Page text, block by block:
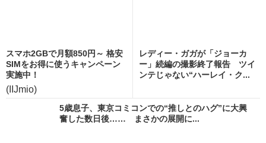
スマホ2GBで月額850円～ 格安
SIMをお得に使うキャンペーン
実施中！
(IIJmio)
レディー・ガガが「ジョーカ
ー」続編の撮影終了報告 ツイ
ンテじゃない“ハーレイ・ク...
5歳息子、東京コミコンでの“推しとのハグ”に大興
奮した数日後…… まさかの展開に...